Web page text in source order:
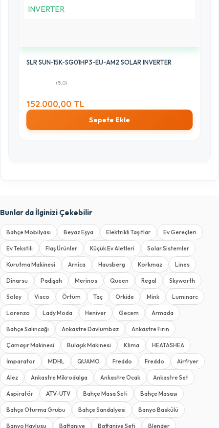
SLR SUN-15K-SG01HP3-EU-AM2 SOLAR INVERTER
(5.0)
152.000,00 TL
Sepete Ekle
Bunlar da İlginizi Çekebilir
Bahçe Mobilyası Beyaz Eşya Elektrikli Taşıtlar Ev Gereçleri
Ev Tekstili Flaş Ürünler Küçük Ev Aletleri Solar Sistemler
Kurutma Makinesi Arnica Hausberg Korkmaz Lines
Dinarsu Padişah Merinos Queen Regal Skyworth
Soley Visco Örtüm Taç Orkide Mink Luminarc
Lorenzo Lady Moda Heniver Gecem Armada
Bahçe Salıncağı Ankastre Davlumbaz Ankastre Fırın
Çamaşır Makinesi Bulaşık Makinesi Klima HEATASHEA
İmparator MDHL QUAMO Freddo Freddo Airfryer
Alez Ankastre Mikrodalga Ankastre Ocak Ankastre Set
Aspiratör ATV-UTV Bahçe Masa Seti Bahçe Masası
Bahçe Oturma Grubu Bahçe Sandalyesi Banyo Baskülü
Banyo Havlusu Battaniye Battaniye Seti Blender